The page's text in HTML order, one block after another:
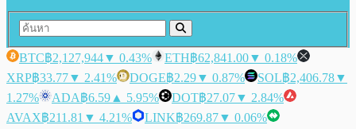
BTC฿2,127,944▼ 0.43% ETH฿62,841.00▼ 0.18%
XRP฿33.77▼ 2.41% DOGE฿2.29▼ 0.87% SOL฿2,406.78▼
1.27%
ADA฿6.59 ▲ 5.95% DOT฿27.07▼ 2.84%
AVAX฿211.81 ▼ 4.21% LINK฿269.87▼ 0.06%